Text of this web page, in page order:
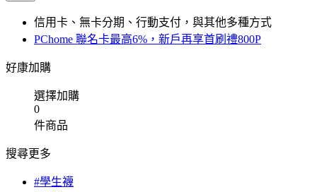
信用卡、無卡分期、行動支付，與其他多種方式
PChome 聯名卡最高6%，新戶再享首刷禮800P
好康加購
選擇加購
0
件商品
搜尋更多
#學生襪